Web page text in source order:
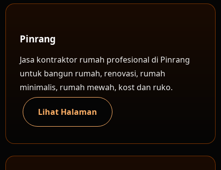
Pinrang
Jasa kontraktor rumah profesional di Pinrang
untuk bangun rumah, renovasi, rumah
minimalis, rumah mewah, kost dan ruko.
Lihat Halaman